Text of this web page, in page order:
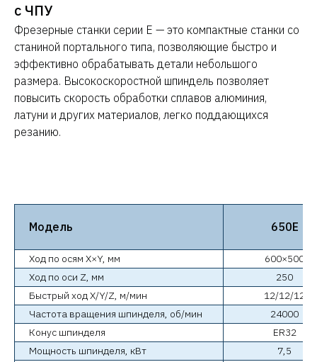
с ЧПУ
Фрезерные станки серии E — это компактные станки со
станиной портального типа, позволяющие быстро и
эффективно обрабатывать детали небольшого
размера. Высокоскоростной шпиндель позволяет
повысить скорость обработки сплавов алюминия,
латуни и других материалов, легко поддающихся
резанию.
Модель 650E
Ход по осям X×Y, мм
600×500
Ход по оси Z, мм
250
Быстрый ход X/Y/Z, м/мин
12/12/12
Частота вращения шпинделя, об/мин
24000
Конус шпинделя
ER32
Мощность шпинделя, кВт
7,5